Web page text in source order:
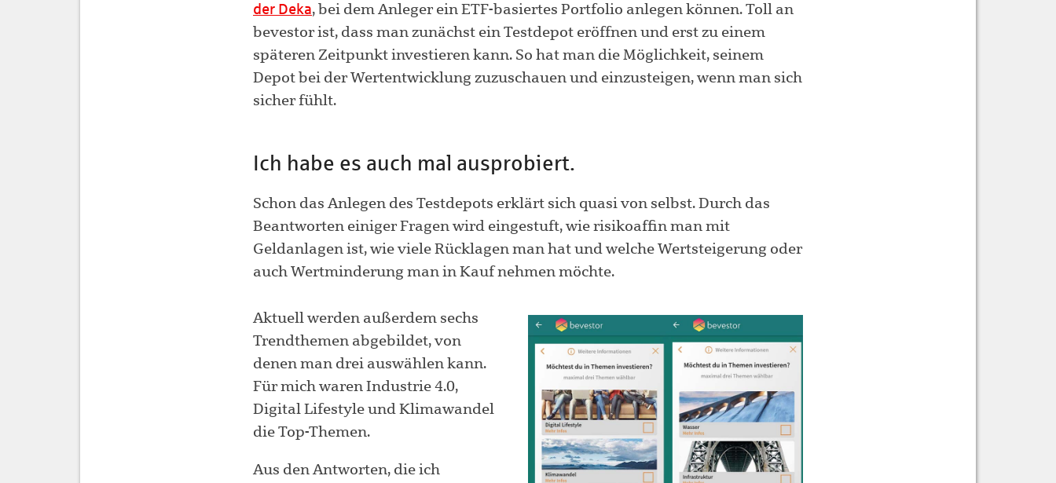
der Deka, bei dem Anleger ein ETF-basiertes Portfolio anlegen können. Toll an
bevestor ist, dass man zunächst ein Testdepot eröffnen und erst zu einem
späteren Zeitpunkt investieren kann. So hat man die Möglichkeit, seinem
Depot bei der Wertentwicklung zuzuschauen und einzusteigen, wenn man sich
sicher fühlt.
Ich habe es auch mal ausprobiert.
Schon das Anlegen des Testdepots erklärt sich quasi von selbst. Durch das
Beantworten einiger Fragen wird eingestuft, wie risikoaffin man mit
Geldanlagen ist, wie viele Rücklagen man hat und welche Wertsteigerung oder
auch Wertminderung man in Kauf nehmen möchte.
Aktuell werden außerdem sechs
Trendthemen abgebildet, von
denen man drei auswählen kann.
Für mich waren Industrie 4.0,
Digital Lifestyle und Klimawandel
die Top-Themen.
Aus den Antworten, die ich